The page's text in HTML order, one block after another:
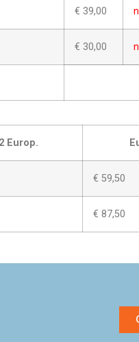
€ 39,00
€ 30,00
Europ.
€ 59,50
€ 87,50